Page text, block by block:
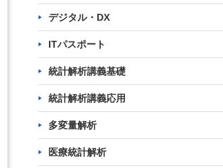
デジタル・DX
ITパスポート
統計解析講義基礎
統計解析講義応用
多変量解析
医療統計解析